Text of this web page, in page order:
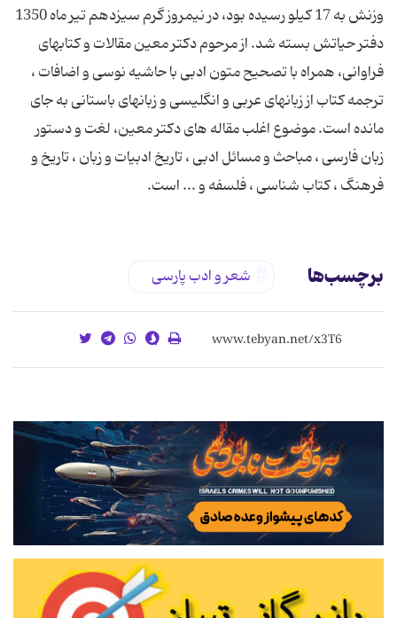
وزنش به 17 کیلو رسیده بود، در نیمروز گرم سیزدهم تیر ماه 1350
دفتر حیاتش بسته شد. از مرحوم دکتر معین مقالات و کتابهای
فراوانی، همراه با تصحیح متون ادبی با حاشیه نوسی و اضافات ،
ترجمه کتاب از زبانهای عربی و انگلیسی و زبانهای باستانی به جای
مانده است. موضوع اغلب مقاله های دکتر معین، لغت و دستور
زبان فارسی ، مباحث و مسائل ادبی ، تاریخ ادبیات و زبان ، تاریخ و
فرهنگ ، کتاب شناسی ، فلسفه و ... است.
برچسب‌ها شعر و ادب پارسی